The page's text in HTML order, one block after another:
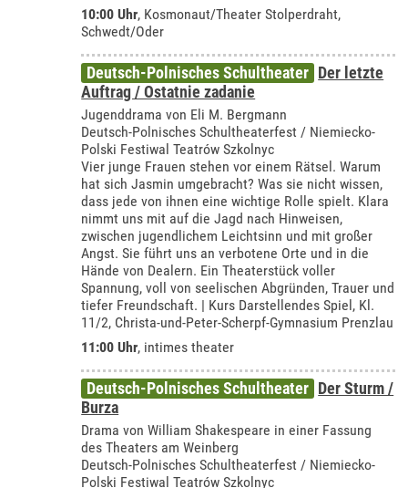
10:00 Uhr, Kosmonaut/Theater Stolperdraht,
Schwedt/Oder
Deutsch-Polnisches Schultheater Der letzte
Auftrag / Ostatnie zadanie
Jugenddrama von Eli M. Bergmann
Deutsch-Polnisches Schultheaterfest / Niemiecko-
Polski Festiwal Teatrów Szkolnyc
Vier junge Frauen stehen vor einem Rätsel. Warum
hat sich Jasmin umgebracht? Was sie nicht wissen,
dass jede von ihnen eine wichtige Rolle spielt. Klara
nimmt uns mit auf die Jagd nach Hinweisen,
zwischen jugendlichem Leichtsinn und mit großer
Angst. Sie führt uns an verbotene Orte und in die
Hände von Dealern. Ein Theaterstück voller
Spannung, voll von seelischen Abgründen, Trauer und
tiefer Freundschaft. | Kurs Darstellendes Spiel, Kl.
11/2, Christa-und-Peter-Scherpf-Gymnasium Prenzlau
11:00 Uhr, intimes theater
Deutsch-Polnisches Schultheater Der Sturm /
Burza
Drama von William Shakespeare in einer Fassung
des Theaters am Weinberg
Deutsch-Polnisches Schultheaterfest / Niemiecko-
Polski Festiwal Teatrów Szkolnyc